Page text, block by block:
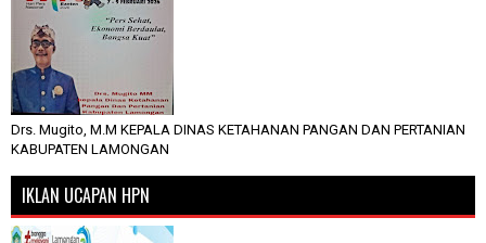
Drs. Mugito, M.M KEPALA DINAS KETAHANAN PANGAN DAN PERTANIAN
KABUPATEN LAMONGAN
IKLAN UCAPAN HPN